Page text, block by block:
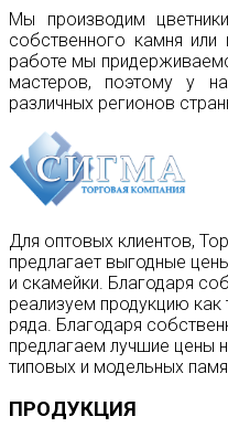
Мы производим
собственного камня или
работе мы
мастеров, поэтому у
различных регионов
Для оптовых клиентов,
предлагает выгодные
и скамейки. Благодаря
реализуем продукцию как
ряда. Благодаря
предлагаем лучшие цены
типовых и модельных
ПРОДУКЦИЯ